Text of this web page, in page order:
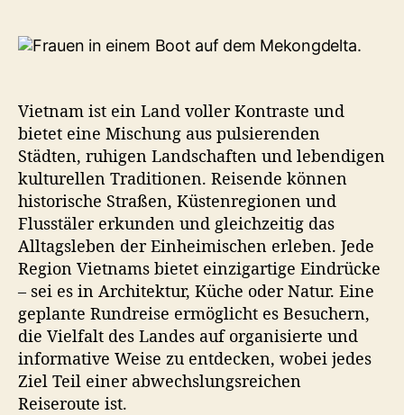
Vietnam
Vietnam ist ein Land voller Kontraste und
bietet eine Mischung aus pulsierenden
Städten, ruhigen Landschaften und lebendigen
kulturellen Traditionen. Reisende können
historische Straßen, Küstenregionen und
Flusstäler erkunden und gleichzeitig das
Alltagsleben der Einheimischen erleben. Jede
Region Vietnams bietet einzigartige Eindrücke
– sei es in Architektur, Küche oder Natur. Eine
geplante Rundreise ermöglicht es Besuchern,
die Vielfalt des Landes auf organisierte und
informative Weise zu entdecken, wobei jedes
Ziel Teil einer abwechslungsreichen
Reiseroute ist.